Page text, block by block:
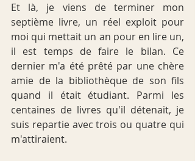
Et là, je viens de terminer mon
septième livre, un réel exploit pour
moi qui mettait un an pour en lire un,
il est temps de faire le bilan. Ce
dernier m'a été prêté par une chère
amie de la bibliothèque de son fils
quand il était étudiant. Parmi les
centaines de livres qu'il détenait, je
suis repartie avec trois ou quatre qui
m'attiraient.